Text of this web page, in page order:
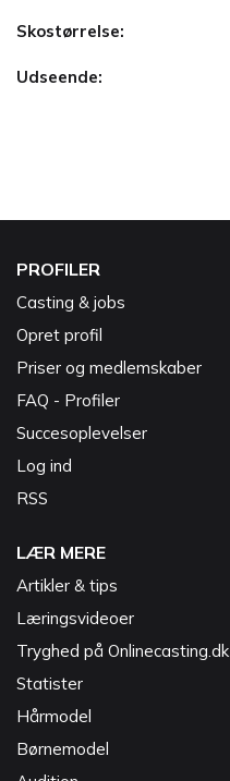
Skostørrelse:
Udseende:
PROFILER
Casting & jobs
Opret profil
Priser og medlemskaber
FAQ - Profiler
Succesoplevelser
Log ind
RSS
LÆR MERE
Artikler & tips
Læringsvideoer
Tryghed på Onlinecasting.dk
Statister
Hårmodel
Børnemodel